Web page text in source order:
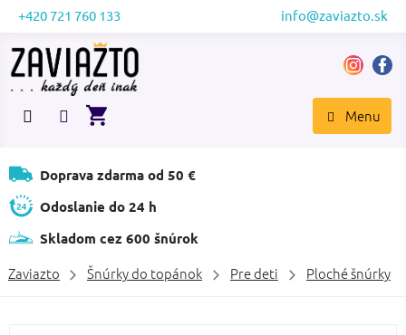
Prejsť
obsah
+420 721 760 133 info@zaviazto.sk
NÁKUPNÝ
Doprava zdarma od 50 €
Odoslanie do 24 h
Skladom cez 600 šnúrok
Zaviazto Šnúrky do topánok Pre deti Ploché šnúrky